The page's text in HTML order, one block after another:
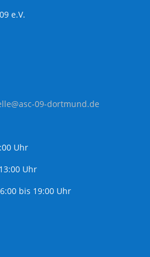
e.V.
09-dortmund.de
Uhr
Uhr
bis 19:00 Uhr